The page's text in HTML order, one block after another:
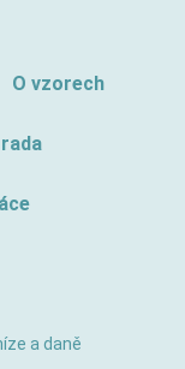
O vzorech
a daně